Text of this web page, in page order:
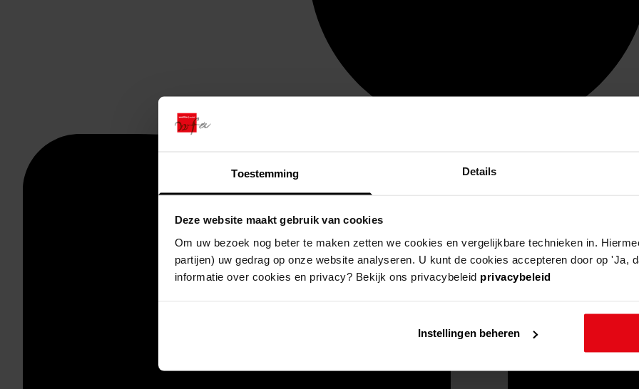
Toestemming Details
Deze website maakt gebruik van cookies
Om uw bezoek nog beter te maken zetten we cookies en vergelijkbare technieken in.
partijen) uw gedrag op onze website analyseren. U kunt de cookies accepteren door op 'Ja,
informatie over cookies en privacy? Bekijk ons privacybeleid privacybeleid
Instellingen beheren